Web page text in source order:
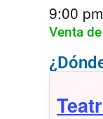
9:00 pm
Venta